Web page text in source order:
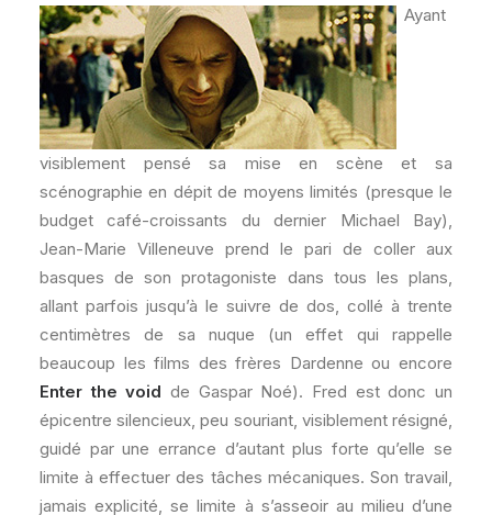
Ayant
visiblement pensé sa mise en scène et sa
scénographie en dépit de moyens limités (presque le
budget café-croissants du dernier Michael Bay),
Jean-Marie Villeneuve prend le pari de coller aux
basques de son protagoniste dans tous les plans,
allant parfois jusqu’à le suivre de dos, collé à trente
centimètres de sa nuque (un effet qui rappelle
beaucoup les films des frères Dardenne ou encore
Enter the void de Gaspar Noé). Fred est donc un
épicentre silencieux, peu souriant, visiblement résigné,
guidé par une errance d’autant plus forte qu’elle se
limite à effectuer des tâches mécaniques. Son travail,
jamais explicité, se limite à s’asseoir au milieu d’une